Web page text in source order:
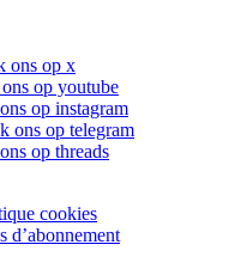
ons op x
op youtube
op instagram
ons op telegram
op threads
cookies
d’abonnement